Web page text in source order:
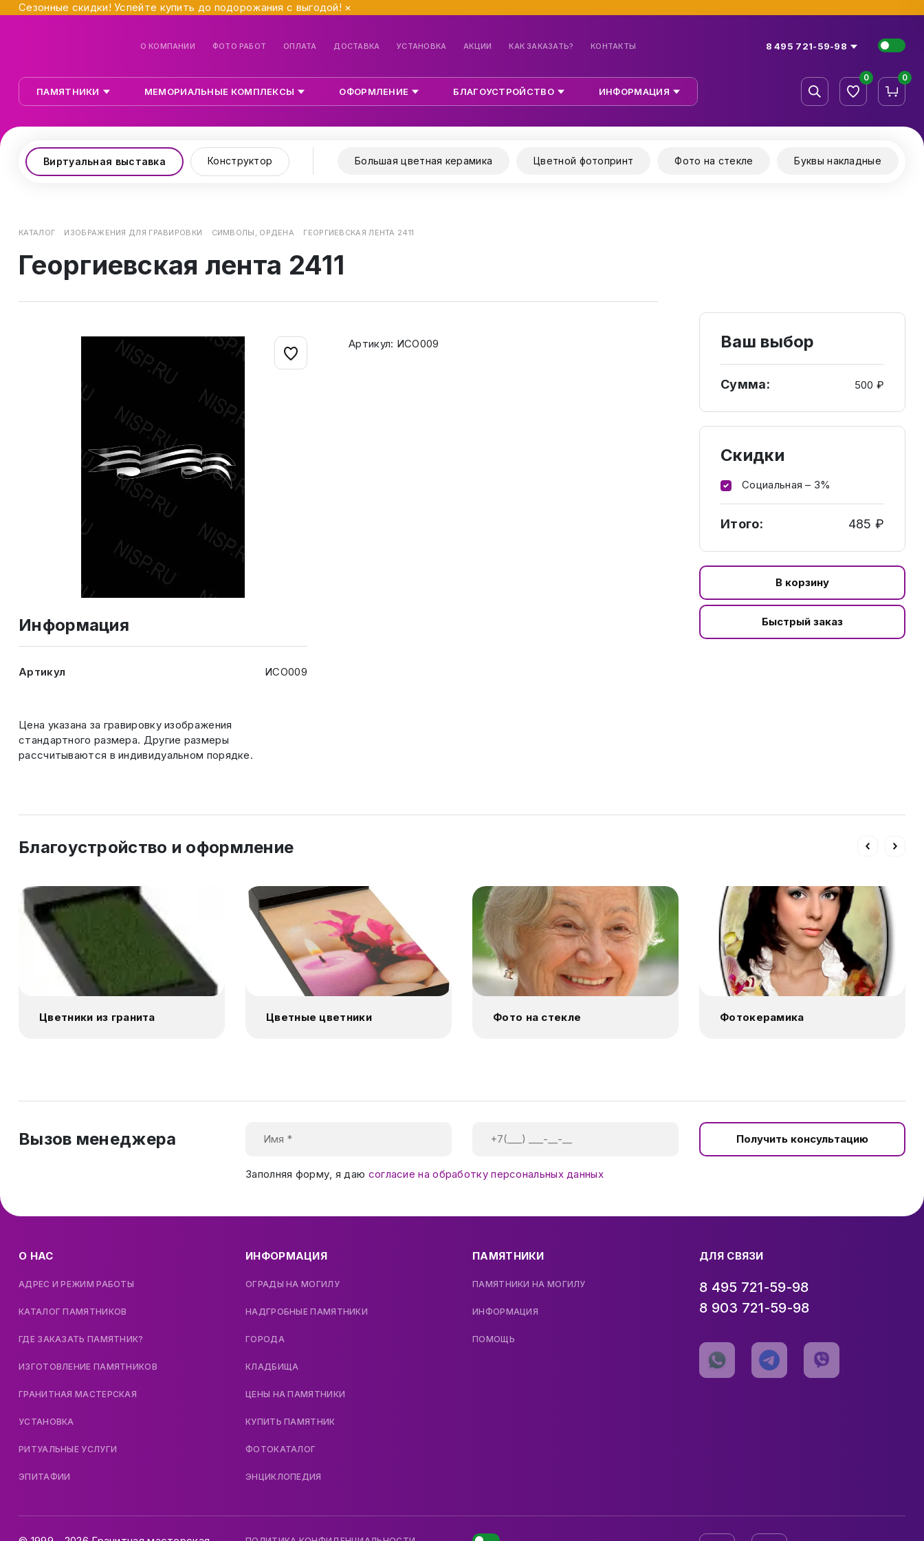
Сезонные скидки! Успейте купить до подорожания с выгодой! ×
О КОМПАНИИ ФОТО РАБОТ ОПЛАТА ДОСТАВКА УСТАНОВКА АКЦИИ КАК ЗАКАЗАТЬ? КОНТАКТЫ 8 495 721-59-98
ПАМЯТНИКИ МЕМОРИАЛЬНЫЕ КОМПЛЕКСЫ ОФОРМЛЕНИЕ БЛАГОУСТРОЙСТВО ИНФОРМАЦИЯ
0 0
Виртуальная выставка Конструктор Большая цветная керамика Цветной фотопринт Фото на стекле Буквы накладные
КАТАЛОГ ИЗОБРАЖЕНИЯ ДЛЯ ГРАВИРОВКИ СИМВОЛЫ, ОРДЕНА ГЕОРГИЕВСКАЯ ЛЕНТА 2411
Георгиевская лента 2411
Артикул: ИСО009
Информация
Артикул ИСО009
Цена указана за гравировку изображения
стандартного размера. Другие размеры
рассчитываются в индивидуальном порядке.
Ваш выбор
Сумма: 500 ₽
Скидки
Социальная – 3%
Итого: 485 ₽
В корзину
Быстрый заказ
Благоустройство и оформление
Цветники из гранита Цветные цветники Фото на стекле Фотокерамика
Вызов менеджера Получить консультацию
Заполняя форму, я даю согласие на обработку персональных данных
О НАС
АДРЕС И РЕЖИМ РАБОТЫ
КАТАЛОГ ПАМЯТНИКОВ
ГДЕ ЗАКАЗАТЬ ПАМЯТНИК?
ИЗГОТОВЛЕНИЕ ПАМЯТНИКОВ
ГРАНИТНАЯ МАСТЕРСКАЯ
УСТАНОВКА
РИТУАЛЬНЫЕ УСЛУГИ
ЭПИТАФИИ
ИНФОРМАЦИЯ
ОГРАДЫ НА МОГИЛУ
НАДГРОБНЫЕ ПАМЯТНИКИ
ГОРОДА
КЛАДБИЩА
ЦЕНЫ НА ПАМЯТНИКИ
КУПИТЬ ПАМЯТНИК
ФОТОКАТАЛОГ
ЭНЦИКЛОПЕДИЯ
ПАМЯТНИКИ
ПАМЯТНИКИ НА МОГИЛУ
ИНФОРМАЦИЯ
ПОМОЩЬ
ДЛЯ СВЯЗИ
8 495 721-59-98
8 903 721-59-98